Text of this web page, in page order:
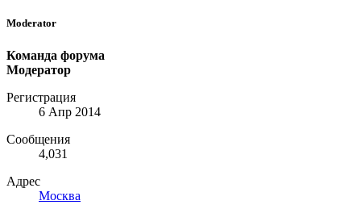
Moderator
Команда форума
Модератор
Регистрация
6 Апр 2014
Сообщения
4,031
Адрес
Москва